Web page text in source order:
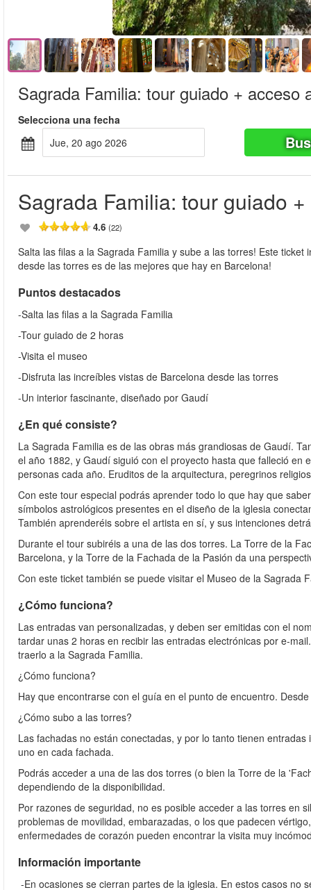
Sagrada Familia: tour guiado + acceso
Selecciona una fecha
jue, 20 ago 2026
Sagrada Familia: tour guiado
4.6 (22)
Salta las filas a la Sagrada Familia y sube a las torres! Este
desde las torres es de las mejores que hay en Barcelona!
Puntos destacados
-Salta las filas a la Sagrada Familia
-Tour guiado de 2 horas
-Visita el museo
-Disfruta las increíbles vistas de Barcelona desde las torres
-Un interior fascinante, diseñado por Gaudí
¿En qué consiste?
La Sagrada Familia es de las obras más grandiosas de Gaudí.
el año 1882, y Gaudí siguió con el proyecto hasta que falleció
personas cada año. Eruditos de la arquitectura, peregrinos
Con este tour especial podrás aprender todo lo que hay que
símbolos astrológicos presentes en el diseño de la iglesia
También aprenderéis sobre el artista en sí, y sus intenciones
Durante el tour subiréis a una de las dos torres. La Torre de la
Barcelona, y la Torre de la Fachada de la Pasión da una
Con este ticket también se puede visitar el Museo de la Sagrada
¿Cómo funciona?
Las entradas van personalizadas, y deben ser emitidas con el
tardar unas 2 horas en recibir las entradas electrónicas por e-
traerlo a la Sagrada Familia.
¿Cómo funciona?
Hay que encontrarse con el guía en el punto de encuentro.
¿Cómo subo a las torres?
Las fachadas no están conectadas, y por lo tanto tienen
uno en cada fachada.
Podrás acceder a una de las dos torres (o bien la Torre de la
dependiendo de la disponibilidad.
Por razones de seguridad, no es posible acceder a las torres en
problemas de movilidad, embarazadas, o los que padecen
enfermedades de corazón pueden encontrar la visita muy
Información importante
-En ocasiones se cierran partes de la iglesia. En estos casos no